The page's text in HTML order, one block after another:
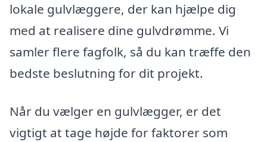
lokale gulvlæggere, der kan hjælpe dig
med at realisere dine gulvdrømme. Vi
samler flere fagfolk, så du kan træffe den
bedste beslutning for dit projekt.
Når du vælger en gulvlægger, er det
vigtigt at tage højde for faktorer som